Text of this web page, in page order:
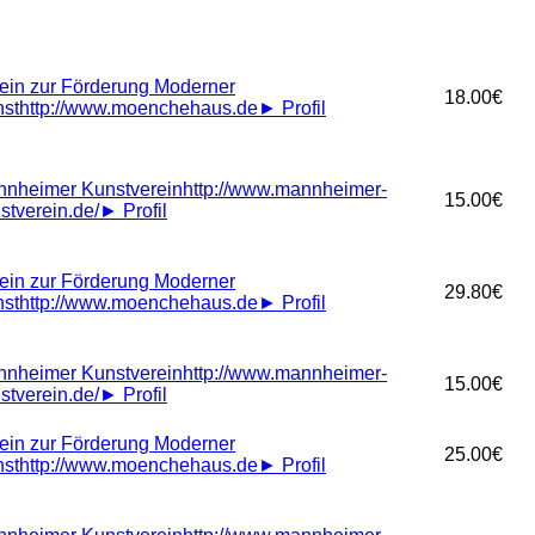
zur Förderung Moderner
http://www.moenchehaus.de► Profil
18.00€
Kunstvereinhttp://www.mannheimer-
► Profil
15.00€
zur Förderung Moderner
http://www.moenchehaus.de► Profil
29.80€
Kunstvereinhttp://www.mannheimer-
► Profil
15.00€
zur Förderung Moderner
http://www.moenchehaus.de► Profil
25.00€